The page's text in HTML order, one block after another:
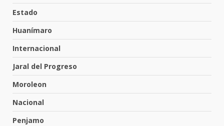
Estado
Huanímaro
Internacional
Jaral del Progreso
Moroleon
Nacional
Penjamo
5
tabiquera
6
Emboscada a policías en Yuriria
31 de julio de 2026